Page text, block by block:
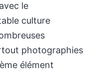
le
culture
photographies
élément